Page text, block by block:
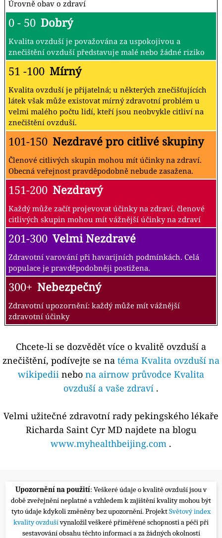
Úrovně obav o zdraví
0 - 50 Dobrý
Kvalita ovzduší je považována za uspokojivou a
znečištění ovzduší představuje malé nebo žádné riziko
51 -100 Mírný
Kvalita ovzduší je přijatelná; u některých znečišťujících
látek však může existovat mírný zdravotní problém u
velmi malého počtu lidí, kteří jsou neobvykle citliví na
znečištění ovzduší.
101-150 Nezdravé pro citlivé skupiny
Členové citlivých skupin mohou mít účinky na zdraví.
Obecná veřejnost pravděpodobně nebude zasažena.
151-200 Nezdravý
Každý může začít projevovat účinky na zdraví. členové
citlivých skupin mohou mít vážnější účinky na zdraví
201-300 Velmi Nezdravé
Zdravotní varování při havarijních podmínkách. Celá
populace je pravděpodobněji postižena.
300+ Nebezpečný
Zdravotní upozornění: každý může mít vážnější
zdravotní účinky
Chcete-li se dozvědět více o kvalitě ovzduší a
znečištění, podívejte se na téma Kvalita ovzduší na
wikipedii nebo na airnow průvodce Kvalita
ovzduší a vaše zdraví .
Velmi užitečné zdravotní rady pekingského lékaře
Richarda Saint Cyr MD najdete na blogu
www.myhealthbeijing.com .
Upozornění na použití: Veškeré údaje o kvalitě ovzduší jsou v
době zveřejnění neplatné a vzhledem k zajištění kvality mohou být
tyto údaje kdykoli změněny bez upozornění. ProjektSvětový index
kvality ovzdušívynaložil veškeré přiměřené schopnosti a péči při
sestavování obsahu těchto informací a za žádných okolností